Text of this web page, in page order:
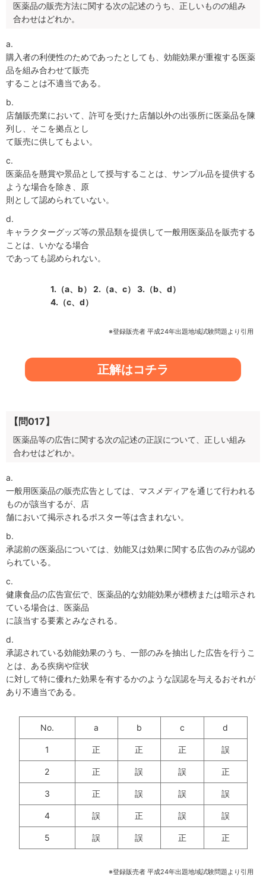
医薬品の販売方法に関する次の記述のうち、正しいものの組み
合わせはどれか。
a.
購入者の利便性のためであったとしても、効能効果が重複する医薬
品を組み合わせて販売
することは不適当である。
b.
店舗販売業において、許可を受けた店舗以外の出張所に医薬品を陳
列し、そこを拠点とし
て販売に供してもよい。
c.
医薬品を懸賞や景品として授与することは、サンプル品を提供する
ような場合を除き、原
則として認められていない。
d.
キャラクターグッズ等の景品類を提供して一般用医薬品を販売する
ことは、いかなる場合
であっても認められない。
1.（a、b） 2.（a、c）
3.（b、d）
4.（c、d）
※登録販売者 平成24年出題地域試験問題より引用
正解はコチラ
【問017】
医薬品等の広告に関する次の記述の正誤について、正しい組み
合わせはどれか。
a.
一般用医薬品の販売広告としては、マスメディアを通じて行われる
ものが該当するが、店
舗において掲示されるポスター等は含まれない。
b.
承認前の医薬品については、効能又は効果に関する広告のみが認め
られている。
c.
健康食品の広告宣伝で、医薬品的な効能効果が標榜または暗示され
ている場合は、医薬品
に該当する要素とみなされる。
d.
承認されている効能効果のうち、一部のみを抽出した広告を行うこ
とは、ある疾病や症状
に対して特に優れた効果を有するかのような誤認を与えるおそれが
あり不適当である。
No. a b c d
1 正 正 正 誤
2 正 誤 誤 正
3 正 誤 誤 誤
4 誤 正 誤 誤
5 誤 誤 正 正
※登録販売者 平成24年出題地域試験問題より引用